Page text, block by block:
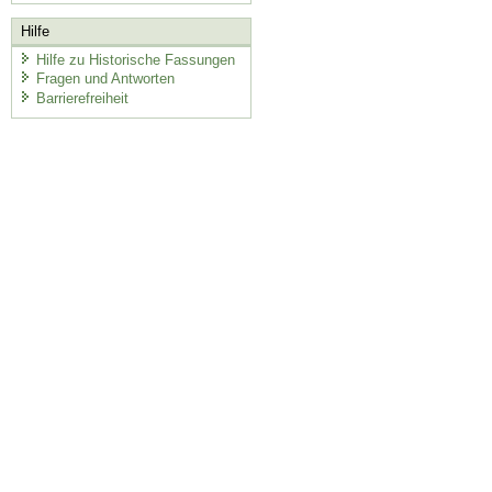
Hilfe
Hilfe zu Historische Fassungen
Fragen und Antworten
Barrierefreiheit